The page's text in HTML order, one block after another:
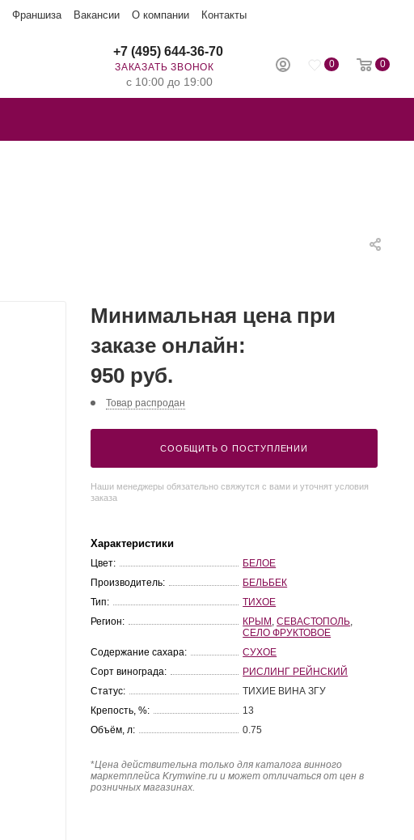
Франшиза Вакансии О компании Контакты
0 0
+7 (495) 644-36-70
ЗАКАЗАТЬ ЗВОНОК
с 10:00 до 19:00
Минимальная цена при
заказе онлайн:
950 руб.
Товар распродан
СООБЩИТЬ О ПОСТУПЛЕНИИ
Наши менеджеры обязательно свяжутся с вами и уточнят условия
заказа
Характеристики
Цвет:
БЕЛОЕ
Производитель:
БЕЛЬБЕК
Тип:
ТИХОЕ
Регион:
КРЫМ ,СЕВАСТОПОЛЬ
СЕЛО ФРУКТОВОЕ
Содержание сахара:
СУХОЕ
Сорт винограда:
РИСЛИНГ РЕЙНСКИЙ
Статус:
ТИХИЕ ВИНА ЗГУ
Крепость, %:
13
Объём, л:
0.75
*Цена действительна только для каталога винного
маркетплейса Krymwine.ru и может отличаться от цен в
розничных магазинах.